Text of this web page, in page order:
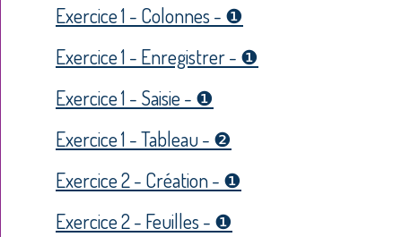
Exercice 1 - Colonnes - ❶
Exercice 1 - Enregistrer - ❶
Exercice 1 - Saisie - ❶
Exercice 1 - Tableau - ❷
Exercice 2 - Création - ❶
Exercice 2 - Feuilles - ❶